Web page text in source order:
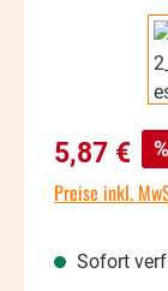
Verkaufspreis:
5,87 € %
Preise inkl.
Sofort